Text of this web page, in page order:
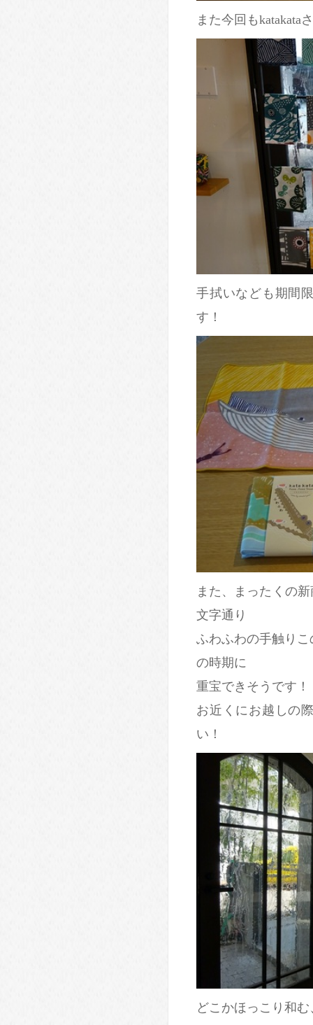
また今回もkatakata
手拭いなども期間
す！
また、まったくの
文字通り
ふわふわの手触り
の時期に
重宝できそうです！
お近くにお越しの
い！
どこかほっこり和